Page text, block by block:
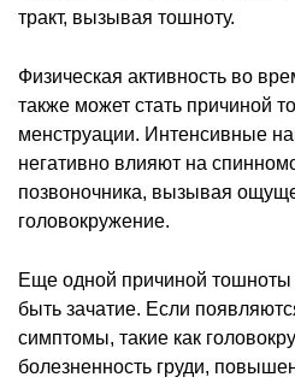
тракт, вызывая тошноту.
Физическая активность во
также может стать причиной
менструации. Интенсивные
негативно влияют на
позвоночника, вызывая
головокружение.
Еще одной причиной
быть зачатие. Если
симптомы, такие как
болезненность груди,